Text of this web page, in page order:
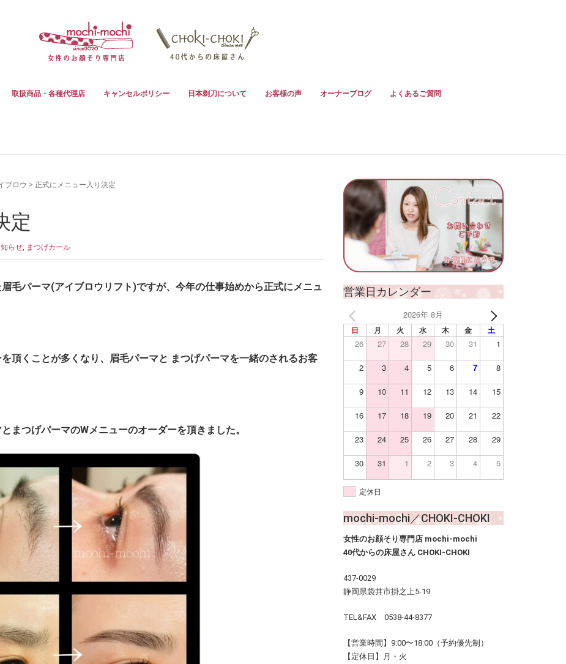
取扱商品・各種代理店 キャンセルポリシー 日本剃刀について お客様の声 オーナーブログ よくあるご質問
ブロウ > 正式にメニュー入り決定
定
らせ, まつげカール
毛パーマ(アイブロウリフト)ですが、今年の仕事始めから正式にメニュ
頂くことが多くなり、眉毛パーマと まつげパーマを一緒のされるお客
まつげパーマのWメニューのオーダーを頂きました。
営業日カレンダー
2026年 8月
日 月 火 水 木 金 土
26 27 28 29 30 31 1
2 3 4 5 6 7 8
9 10 11 12 13 14 15
16 17 18 19 20 21 22
23 24 25 26 27 28 29
30 31 1 2 3 4 5
定休日
mochi-mochi／CHOKI-CHOKI
女性のお顔そり専門店 mochi-mochi
40代からの床屋さん CHOKI-CHOKI
437-0029
静岡県袋井市掛之上5-19
TEL&FAX 0538-44-8377
【営業時間】9:00〜18:00（予約優先制）
【定休日】月・火